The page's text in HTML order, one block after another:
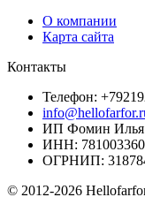
О компании
Карта сайта
Контакты
Телефон:
ИП Фомин Илья
ИНН:
ОГРНИП:
© 2012-2026